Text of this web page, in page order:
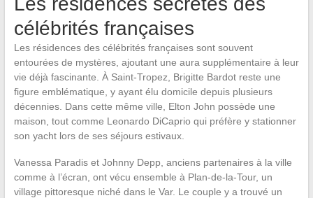
célébrités françaises
Les résidences des célébrités françaises sont souvent
entourées de mystères, ajoutant une aura supplémentaire à leur
vie déjà fascinante. À Saint-Tropez, Brigitte Bardot reste une
figure emblématique, y ayant élu domicile depuis plusieurs
décennies. Dans cette même ville, Elton John possède une
maison, tout comme Leonardo DiCaprio qui préfère y stationner
son yacht lors de ses séjours estivaux.
Vanessa Paradis et Johnny Depp, anciens partenaires à la ville
comme à l’écran, ont vécu ensemble à Plan-de-la-Tour, un
village pittoresque niché dans le Var. Le couple y a trouvé un